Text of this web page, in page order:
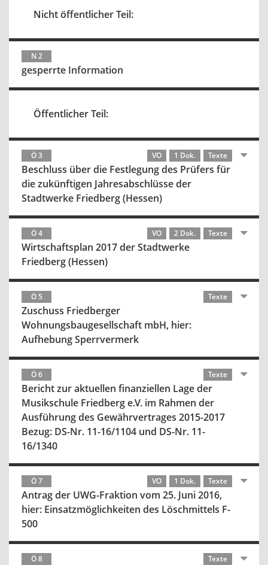
Nicht öffentlicher Teil:
N 2
gesperrte Information
Öffentlicher Teil:
Ö 3 VO 1 Dok. Texte
Beschluss über die Festlegung des Prüfers für
die zukünftigen Jahresabschlüsse der
Stadtwerke Friedberg (Hessen)
Ö 4 VO 2 Dok. Texte
Wirtschaftsplan 2017 der Stadtwerke
Friedberg (Hessen)
Ö 5 Texte
Zuschuss Friedberger
Wohnungsbaugesellschaft mbH, hier:
Aufhebung Sperrvermerk
Ö 6 Texte
Bericht zur aktuellen finanziellen Lage der
Musikschule Friedberg e.V. im Rahmen der
Ausführung des Gewährvertrages 2015-2017
Bezug: DS-Nr. 11-16/1104 und DS-Nr. 11-
16/1340
Ö 7 VO 1 Dok. Texte
Antrag der UWG-Fraktion vom 25. Juni 2016,
hier: Einsatzmöglichkeiten des Löschmittels F-
500
Ö 8 Texte